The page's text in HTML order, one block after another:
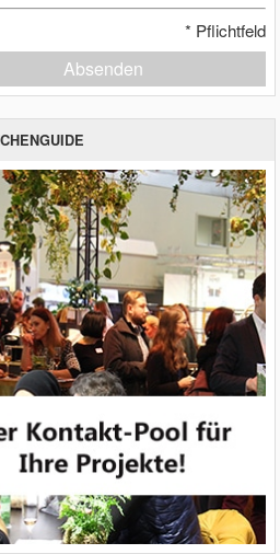
* Pflichtfeld
Absenden